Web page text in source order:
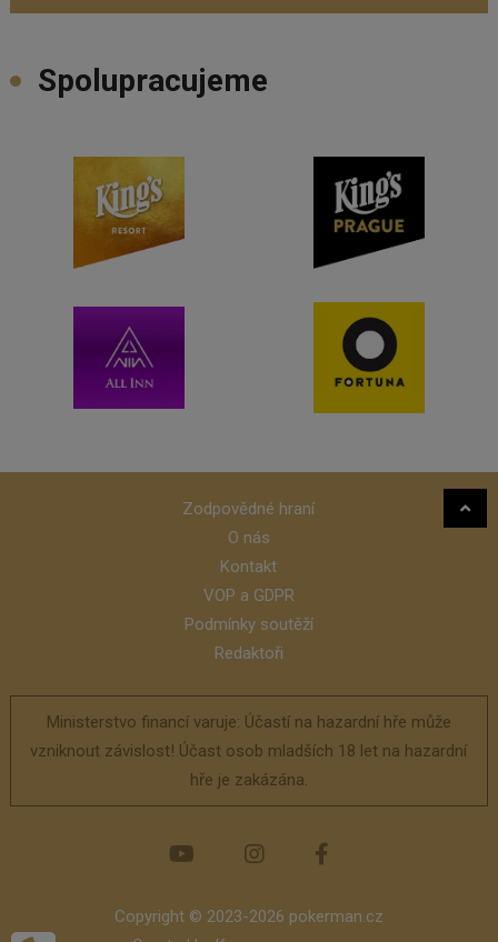
Spolupracujeme
Zodpovědné hraní
O nás
Kontakt
VOP a GDPR
Podmínky soutěží
Redaktoři
Ministerstvo financí varuje: Účastí na hazardní hře může
vzniknout závislost! Účast osob mladších 18 let na hazardní
hře je zakázána.
Copyright © 2023-2026 pokerman.cz